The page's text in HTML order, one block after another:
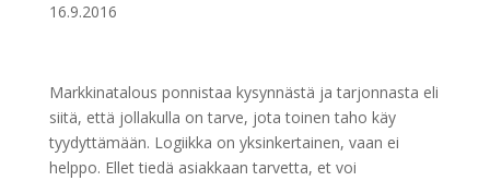
16.9.2016
Markkinatalous ponnistaa kysynnästä ja tarjonnasta eli
siitä, että jollakulla on tarve, jota toinen taho käy
tyydyttämään. Logiikka on yksinkertainen, vaan ei
helppo. Ellet tiedä asiakkaan tarvetta, et voi